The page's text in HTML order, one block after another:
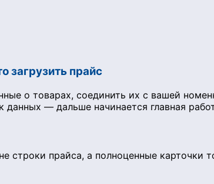
загрузить прайс
о товарах, соединить их с вашей
— дальше начинается главная
строки прайса, а полноценные карточки